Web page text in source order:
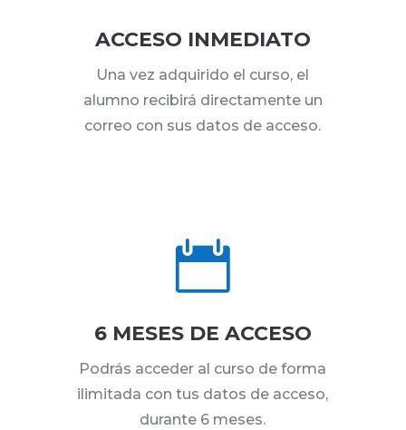
ACCESO INMEDIATO
Una vez adquirido el curso, el
alumno recibirá directamente un
correo con sus datos de acceso.

6 MESES DE ACCESO
Podrás acceder al curso de forma
ilimitada con tus datos de acceso,
durante 6 meses.